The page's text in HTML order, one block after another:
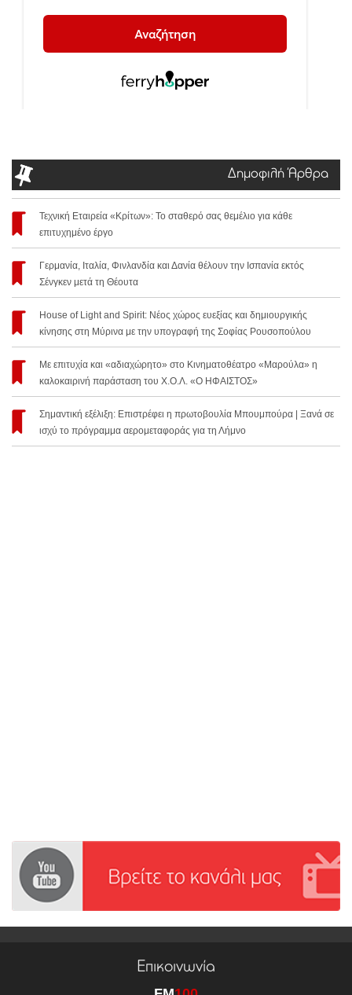
Δημοφιλή Άρθρα
Τεχνική Εταιρεία «Κρίτων»: Το σταθερό σας θεμέλιο για κάθε
επιτυχημένο έργο
Γερμανία, Ιταλία, Φινλανδία και Δανία θέλουν την Ισπανία εκτός
Σένγκεν μετά τη Θέουτα
House of Light and Spirit: Νέος χώρος ευεξίας και δημιουργικής
κίνησης στη Μύρινα με την υπογραφή της Σοφίας Ρουσοπούλου
Με επιτυχία και «αδιαχώρητο» στο Κινηματοθέατρο «Μαρούλα» η
καλοκαιρινή παράσταση του Χ.Ο.Λ. «Ο ΗΦΑΙΣΤΟΣ»
Σημαντική εξέλιξη: Επιστρέφει η πρωτοβουλία Μπουμπούρα | Ξανά σε
ισχύ το πρόγραμμα αερομεταφοράς για τη Λήμνο
Επικοινωνία